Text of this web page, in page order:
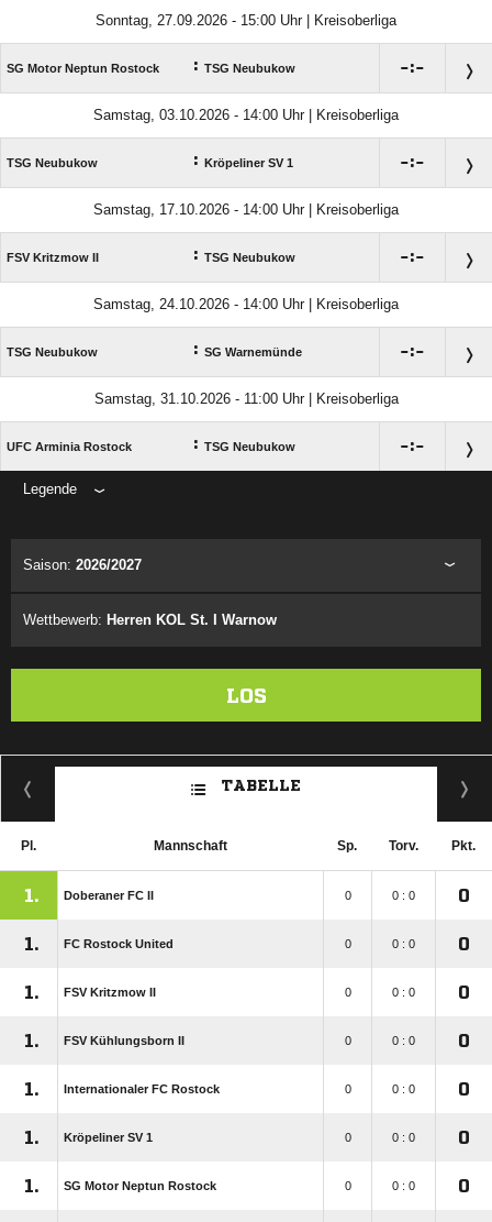
Sonntag, 27.09.2026 - 15:00 Uhr | Kreisoberliga
SG Motor Neptun Rostock : TSG Neubukow :
Samstag, 03.10.2026 - 14:00 Uhr | Kreisoberliga
TSG Neubukow : Kröpeliner SV 1 :
Samstag, 17.10.2026 - 14:00 Uhr | Kreisoberliga
FSV Kritzmow II : TSG Neubukow :
Samstag, 24.10.2026 - 14:00 Uhr | Kreisoberliga
TSG Neubukow : SG Warnemünde :
Samstag, 31.10.2026 - 11:00 Uhr | Kreisoberliga
UFC Arminia Rostock : TSG Neubukow :
Legende
Saison: 2026/2027
Wettbewerb: Herren KOL St. I Warnow
LOS
TABELLE
Pl. Mannschaft Sp. Torv. Pkt.
1. Doberaner FC II 0 0 : 0 0
1. FC Rostock United 0 0 : 0 0
1. FSV Kritzmow II 0 0 : 0 0
1. FSV Kühlungsborn II 0 0 : 0 0
1. Internationaler FC Rostock 0 0 : 0 0
1. Kröpeliner SV 1 0 0 : 0 0
1. SG Motor Neptun Rostock 0 0 : 0 0